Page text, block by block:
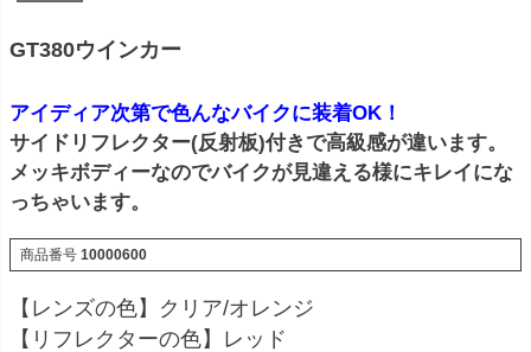
GT380ウインカー
アイディア次第で色んなバイクに装着OK！
サイドリフレクター(反射板)付きで高級感が違います。
メッキボディーなのでバイクが見違える様にキレイにな
っちゃいます。
商品番号 10000600
【レンズの色】クリア/オレンジ
【リフレクターの色】レッド